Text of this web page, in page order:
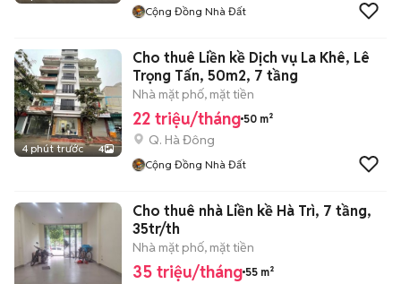
Cộng Đồng Nhà Đất
4 phút trước 4
Cho thuê Liền kề Dịch vụ La Khê, Lê
Trọng Tấn, 50m2, 7 tầng
Nhà mặt phố, mặt tiền
22 triệu/tháng 50 m²
Q. Hà Đông
Cộng Đồng Nhà Đất
Cho thuê nhà Liền kề Hà Trì, 7 tầng,
35tr/th
Nhà mặt phố, mặt tiền
35 triệu/tháng 55 m²